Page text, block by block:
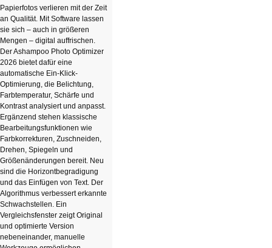
Papierfotos verlieren mit der Zeit
an Qualität. Mit Software lassen
sie sich – auch in größeren
Mengen – digital auffrischen.
Der Ashampoo Photo Optimizer
2026 bietet dafür eine
automatische Ein-Klick-
Optimierung, die Belichtung,
Farbtemperatur, Schärfe und
Kontrast analysiert und anpasst.
Ergänzend stehen klassische
Bearbeitungsfunktionen wie
Farbkorrekturen, Zuschneiden,
Drehen, Spiegeln und
Größenänderungen bereit. Neu
sind die Horizontbegradigung
und das Einfügen von Text. Der
Algorithmus verbessert erkannte
Schwachstellen. Ein
Vergleichsfenster zeigt Original
und optimierte Version
nebeneinander, manuelle